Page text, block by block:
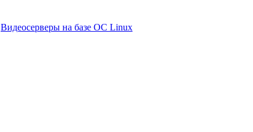
Видеосерверы на базе ОС Linux